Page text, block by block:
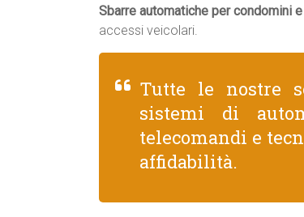
Sbarre automatiche per condomini
accessi veicolari.
Tutte le nostre
sistemi di
telecomandi e
affidabilità.